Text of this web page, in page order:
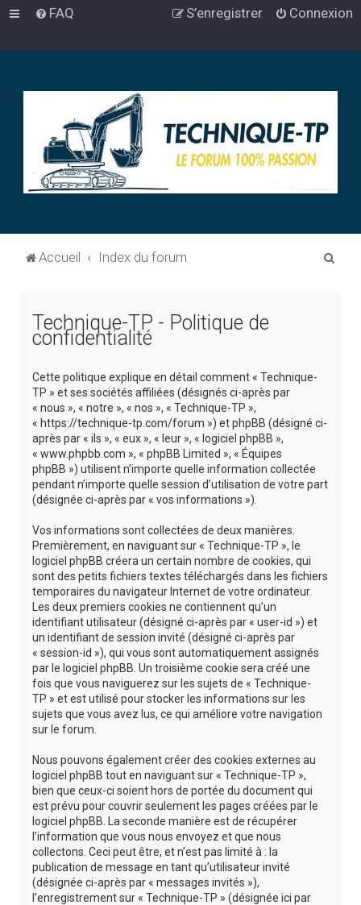
FAQ Connexion
S’enregistrer
Accueil Index du forum
Technique-TP - Politique de
confidentialité
Cette politique explique en détail comment « Technique-
TP » et ses sociétés affiliées (désignés ci-après par
« nous », « notre », « nos », « Technique-TP »,
« https://technique-tp.com/forum ») et phpBB (désigné ci-
après par « ils », « eux », « leur », « logiciel phpBB »,
« www.phpbb.com », « phpBB Limited », « Équipes
phpBB ») utilisent n’importe quelle information collectée
pendant n’importe quelle session d’utilisation de votre part
(désignée ci-après par « vos informations »).
Vos informations sont collectées de deux manières.
Premièrement, en naviguant sur « Technique-TP », le
logiciel phpBB créera un certain nombre de cookies, qui
sont des petits fichiers textes téléchargés dans les fichiers
temporaires du navigateur Internet de votre ordinateur.
Les deux premiers cookies ne contiennent qu’un
identifiant utilisateur (désigné ci-après par « user-id ») et
un identifiant de session invité (désigné ci-après par
« session-id »), qui vous sont automatiquement assignés
par le logiciel phpBB. Un troisième cookie sera créé une
fois que vous naviguerez sur les sujets de « Technique-
TP » et est utilisé pour stocker les informations sur les
sujets que vous avez lus, ce qui améliore votre navigation
sur le forum.
Nous pouvons également créer des cookies externes au
logiciel phpBB tout en naviguant sur « Technique-TP »,
bien que ceux-ci soient hors de portée du document qui
est prévu pour couvrir seulement les pages créées par le
logiciel phpBB. La seconde manière est de récupérer
l’information que vous nous envoyez et que nous
collectons. Ceci peut être, et n’est pas limité à : la
publication de message en tant qu’utilisateur invité
(désignée ci-après par « messages invités »),
l’enregistrement sur « Technique-TP » (désignée ici par